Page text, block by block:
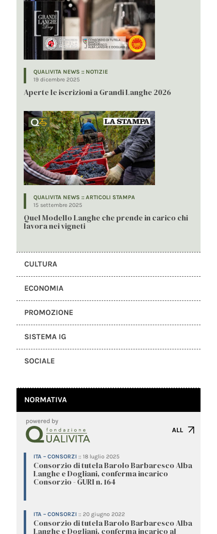
QUALIVITA NEWS :: NOTIZIE
19 dicembre 2025
Aperte le iscrizioni a Grandi Langhe 2026
QUALIVITA NEWS :: ARTICOLI STAMPA
15 settembre 2025
Quel Modello Langhe che prende in carico chi
lavora nei vigneti
CULTURA
ECONOMIA
PROMOZIONE
SISTEMA IG
SOCIALE
NORMATIVA
ALL
ITA – CONSORZI :: 18 luglio 2025
Consorzio di tutela Barolo Barbaresco Alba
Langhe e Dogliani, conferma incarico
Consorzio - GURI n. 164
ITA – CONSORZI :: 20 giugno 2022
Consorzio di tutela Barolo Barbaresco Alba
Langhe e Dogliani, conferma incarico al